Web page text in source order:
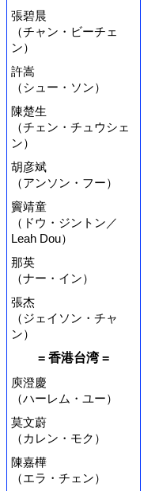
張碧晨
（チャン・ビーチェ
ン）
許嵩
（シュー・ソン）
陳楚生
（チェン・チュウシェ
ン）
胡彦斌
（アンソン・フー）
竇靖童
（ドウ・ジントン／
Leah Dou）
那英
（ナー・イン）
張杰
（ジェイソン・チャ
ン）
= 香港台湾 =
庾澄慶
（ハーレム・ユー）
莫文蔚
（カレン・モク）
陳嘉樺
（エラ・チェン）